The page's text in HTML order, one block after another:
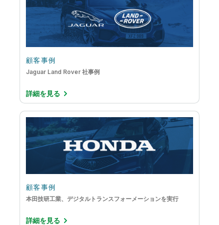
顧客事例
Jaguar Land Rover 社事例
詳細を見る
顧客事例
本田技研工業、デジタルトランスフォーメーションを実行
詳細を見る